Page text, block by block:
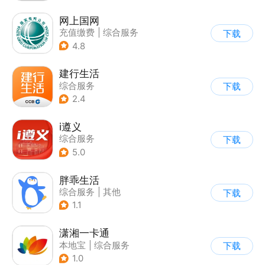
网上国网
充值缴费
综合服务
4.8
下载
建行生活
综合服务
2.4
下载
i遵义
综合服务
5.0
下载
胖乖生活
综合服务
其他
1.1
下载
潇湘一卡通
本地宝
综合服务
1.0
下载